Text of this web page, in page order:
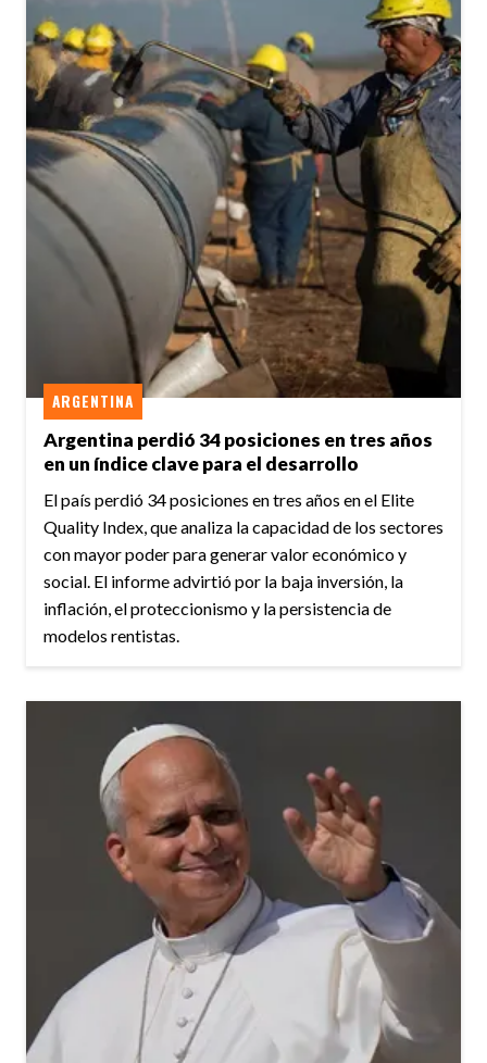
Argentina perdió 34 posiciones en tres años
en un índice clave para el desarrollo
ARGENTINA
El país perdió 34 posiciones en tres años en el Elite
Quality Index, que analiza la capacidad de los sectores
con mayor poder para generar valor económico y
social. El informe advirtió por la baja inversión, la
inflación, el proteccionismo y la persistencia de
modelos rentistas.